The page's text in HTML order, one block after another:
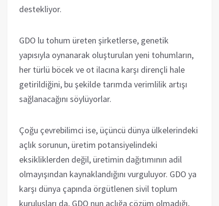
destekliyor.
GDO lu tohum üreten şirketlerse, genetik
yapısıyla oynanarak oluşturulan yeni tohumların,
her türlü böcek ve ot ilacına karşı dirençli hale
getirildiğini, bu şekilde tarımda verimlilik artışı
sağlanacağını söylüyorlar.
Çoğu çevrebilimci ise, üçüncü dünya ülkelerindeki
açlık sorunun, üretim potansiyelindeki
eksikliklerden değil, üretimin dağıtımının adil
olmayışından kaynaklandığını vurguluyor. GDO ya
karşı dünya çapında örgütlenen sivil toplum
kuruluşları da, GDO nun açlığa çözüm olmadığı,